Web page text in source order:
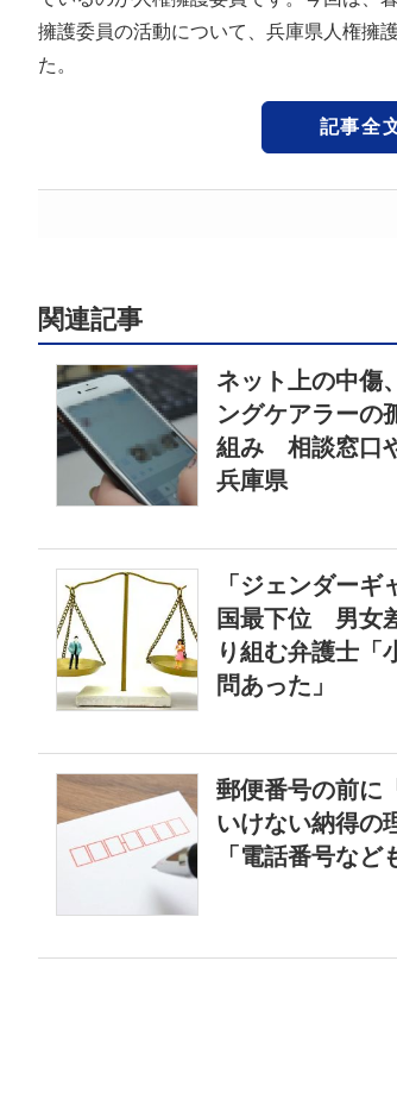
擁護委員の活動について、兵庫県人権擁
た。
記事全
関連記事
ネット上の中傷
ングケアラーの
組み 相談窓口
兵庫県
「ジェンダー
国最下位 男女
り組む弁護士「
問あった」
郵便番号の前に
いけない納得
「電話番号など